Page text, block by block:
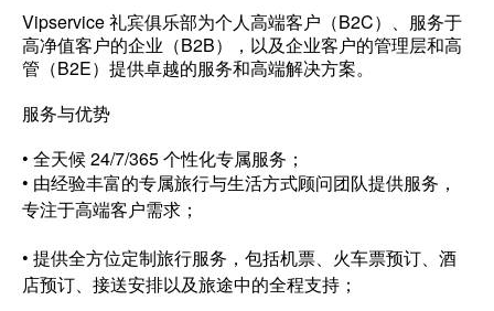
Vipservice 礼宾俱乐部为个人高端客户（B2C）、服务于
高净值客户的企业（B2B），以及企业客户的管理层和高
管（B2E）提供卓越的服务和高端解决方案。
服务与优势
• 全天候 24/7/365 个性化专属服务；
• 由经验丰富的专属旅行与生活方式顾问团队提供服务，
专注于高端客户需求；
• 提供全方位定制旅行服务，包括机票、火车票预订、酒
店预订、接送安排以及旅途中的全程支持；